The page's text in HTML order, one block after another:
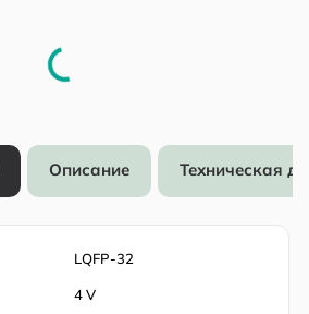
Описание Техническая
LQFP-32
4 V